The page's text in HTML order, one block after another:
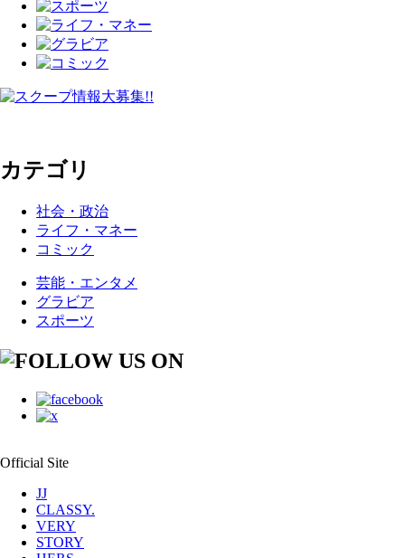
カテゴリ
社会・政治
ライフ・マネー
コミック
芸能・エンタメ
グラビア
スポーツ
Official Site
JJ
CLASSY.
VERY
STORY